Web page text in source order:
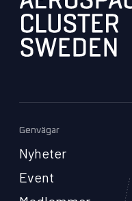
Genvägar
Nyheter
Event